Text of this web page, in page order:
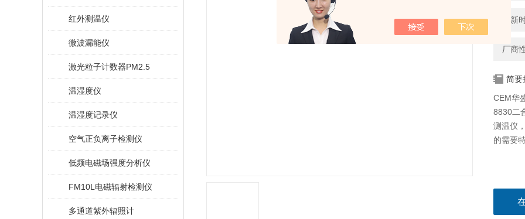
红外测温仪
微波漏能仪
激光粒子计数器PM2.5
温湿度仪
温湿度记录仪
空气正负离子检测仪
低频电磁场强度分析仪
FM10L电磁辐射检测仪
多通道紫外辐照计
更新
厂商
简要
CEM华
8830二
测温仪
的需要